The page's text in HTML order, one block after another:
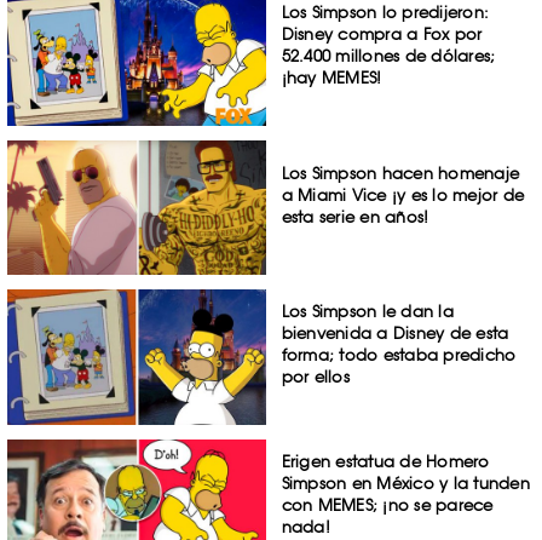
Los Simpson lo predijeron:
Disney compra a Fox por
52.400 millones de dólares;
¡hay MEMES!
Los Simpson hacen homenaje
a Miami Vice ¡y es lo mejor de
esta serie en años!
Los Simpson le dan la
bienvenida a Disney de esta
forma; todo estaba predicho
por ellos
Erigen estatua de Homero
Simpson en México y la tunden
con MEMES; ¡no se parece
nada!